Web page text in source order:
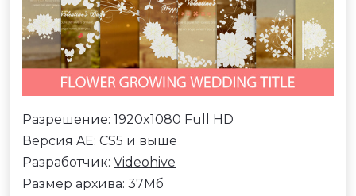
Разрешение: 1920x1080 Full HD
Версия AE: CS5 и выше
Разработчик: Videohive
Размер архива: 37Мб